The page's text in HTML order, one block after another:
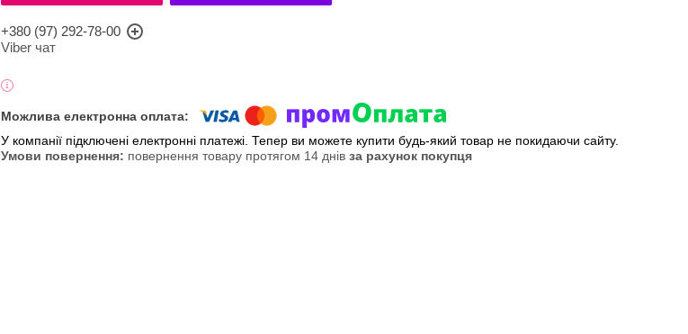
+380 (97) 292-78-00
Viber чат
У компанії підключені електронні платежі. Тепер ви можете купити будь-який товар не покидаючи сайту.
повернення товару протягом 14 днів за рахунок покупця